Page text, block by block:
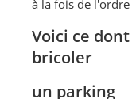
à la fois de
Voici ce
bricoler
un parking